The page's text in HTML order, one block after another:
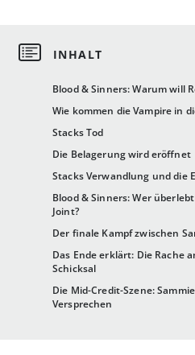
Blood & Sinners: Warum will
Wie kommen die Vampire in
Stacks Tod
Die Belagerung wird eröffnet
Stacks Verwandlung und die
Blood & Sinners: Wer
Joint?
Der finale Kampf zwischen
Das Ende erklärt: Die Rache
Schicksal
Die Mid-Credit-Szene:
Versprechen